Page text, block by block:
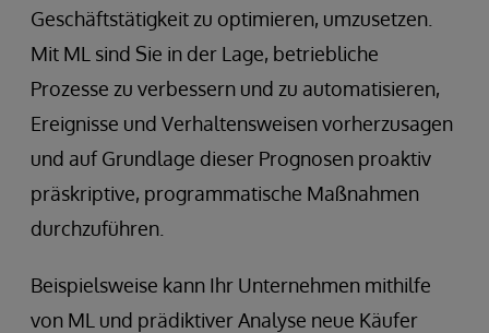
Geschäftstätigkeit zu optimieren, umzusetzen.
Mit ML sind Sie in der Lage, betriebliche
Prozesse zu verbessern und zu automatisieren,
Ereignisse und Verhaltensweisen vorherzusagen
und auf Grundlage dieser Prognosen proaktiv
präskriptive, programmatische Maßnahmen
durchzuführen.
Beispielsweise kann Ihr Unternehmen mithilfe
von ML und prädiktiver Analyse neue Käufer